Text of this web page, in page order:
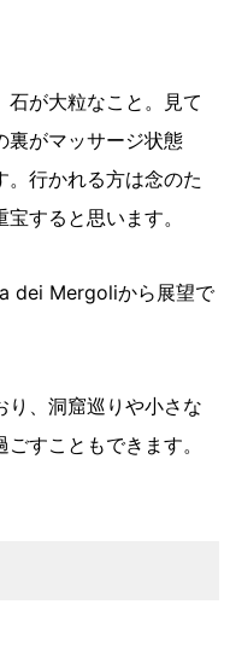
石が大粒なこと。見て
裏がマッサージ状態
。行かれる方は念のた
すると思います。
dei Mergoliから展望で
り、洞窟巡りや小さな
すこともできます。